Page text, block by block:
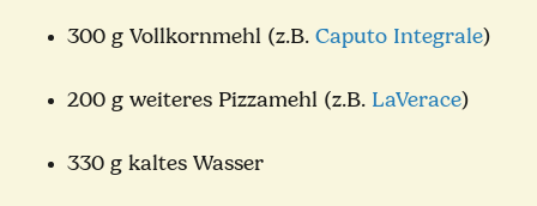
300 g Vollkornmehl (z.B. Caputo Integrale)
200 g weiteres Pizzamehl (z.B. LaVerace)
330 g kaltes Wasser